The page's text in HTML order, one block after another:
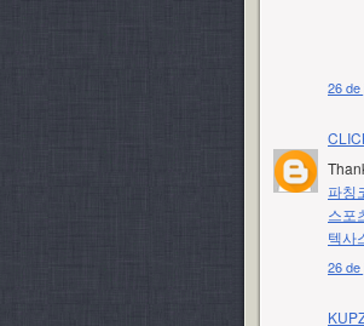
26 de
파칭
스포
텍사
26 de